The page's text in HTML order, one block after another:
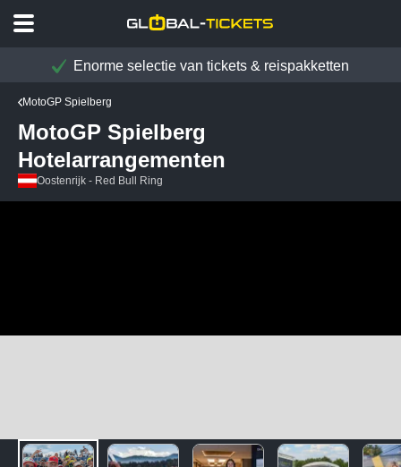
Enorme selectie van tickets & reispakketten
MotoGP Spielberg
MotoGP Spielberg
Hotelarrangementen
Oostenrijk - Red Bull Ring